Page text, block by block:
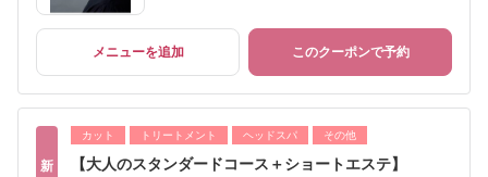
メニューを追加 このクーポンで予約
新
カット トリートメント ヘッドスパ その他
【大人のスタンダードコース＋ショートエステ】